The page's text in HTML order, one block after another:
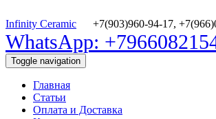
Infinity Ceramic +7(903)960-94-17,
WhatsApp:
Toggle navigation
Главная
Статьи
Оплата и Доставка